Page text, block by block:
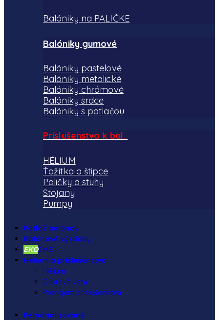
Balóniky na PALIČKE
Balóniky gumové
Balóniky pastelové
Balóniky metalické
Balóniky chrómové
Balóniky srdce
Balóniky s potlačou
Príslušenstvo k bal.
HÉLIUM
Ťažítka a štipce
Paličky a stuhy
Stojany
Pumpy
Potlač balónov
Balónové výzdoby
EKOSME
Hélium a príslušenstvo
Hélium
Cukrová vata
Prenájom príslušenstva
Personalizované